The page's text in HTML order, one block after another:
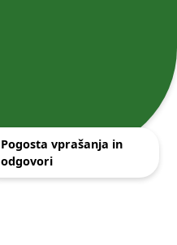
Pogosta vprašanja in
odgovori